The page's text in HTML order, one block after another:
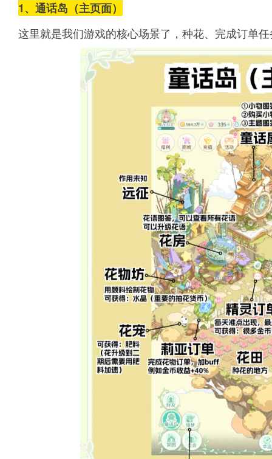
1、通话岛（主页面）
这里就是我们游戏的核心场景了，种花、完成订单